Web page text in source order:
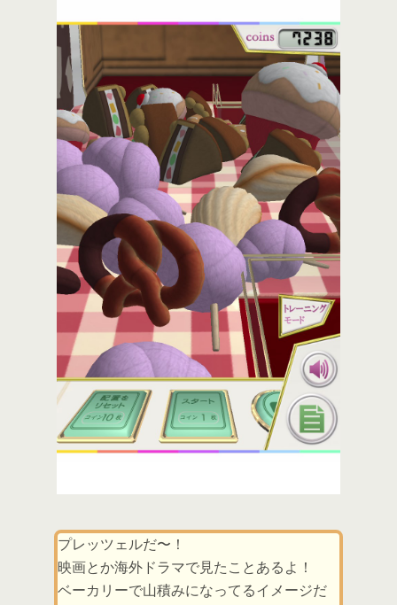
プレッツェルだ〜！
映画とか海外ドラマで見たことあるよ！
ベーカリーで山積みになってるイメージだ